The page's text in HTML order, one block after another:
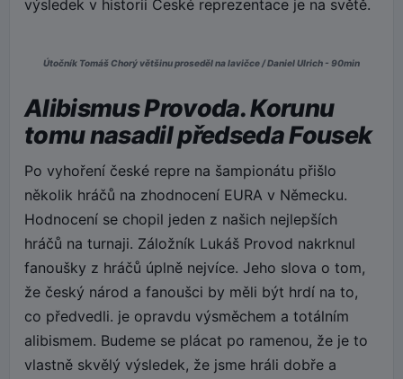
výsledek v historii České reprezentace je na světě.
Útočník Tomáš Chorý většinu proseděl na lavičce / Daniel Ulrich - 90min
Alibismus Provoda. Korunu
tomu nasadil předseda Fousek
Po vyhoření české repre na šampionátu přišlo
několik hráčů na zhodnocení EURA v Německu.
Hodnocení se chopil jeden z našich nejlepších
hráčů na turnaji. Záložník Lukáš Provod nakrknul
fanoušky z hráčů úplně nejvíce. Jeho slova o tom,
že český národ a fanoušci by měli být hrdí na to,
co předvedli. je opravdu výsměchem a totálním
alibismem. Budeme se plácat po ramenou, že je to
vlastně skvělý výsledek, že jsme hráli dobře a